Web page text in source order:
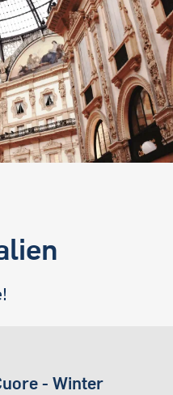
- Winter